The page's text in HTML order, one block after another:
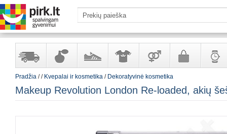
sandėlyje
ir
kosmetika
ir
aksesuarai
suaugusiems
ir
Pradžia // Kvepalai ir kosmetika / Dekoratyvinė kosmetika
Makeup Revolution London Re-loaded, akių